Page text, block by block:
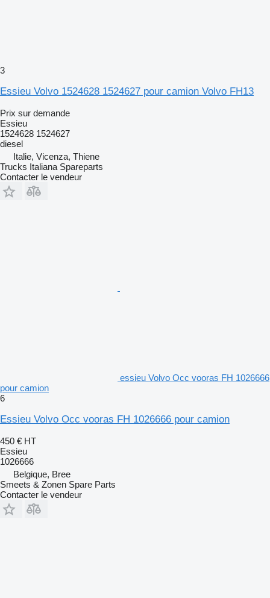
3
Essieu Volvo 1524628 1524627 pour camion Volvo FH13
Prix sur demande
Essieu
1524628 1524627
diesel
Italie, Vicenza, Thiene
Trucks Italiana Spareparts
Contacter le vendeur
essieu Volvo Occ vooras FH 1026666
pour camion
6
Essieu Volvo Occ vooras FH 1026666 pour camion
450 € HT
Essieu
1026666
Belgique, Bree
Smeets & Zonen Spare Parts
Contacter le vendeur